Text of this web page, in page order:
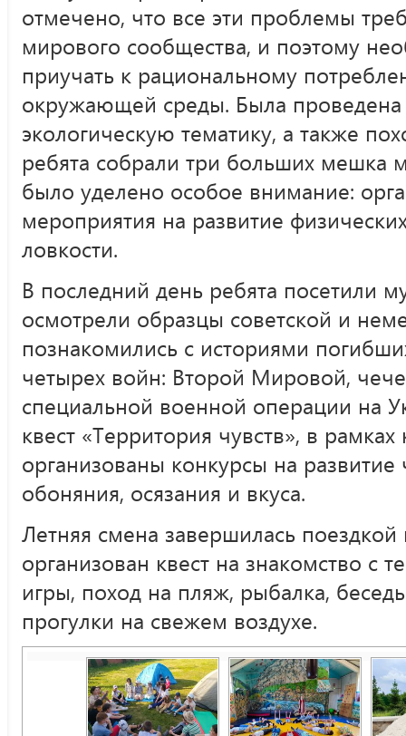
отмечено, что все эти проблемы
мирового сообщества, и поэтому
приучать к рациональному
окружающей среды. Была проведена
экологическую тематику, а также
ребята собрали три больших мешка
было уделено особое внимание:
мероприятия на развитие
ловкости.
В последний день ребята посетили
осмотрели образцы советской и
познакомились с историями
четырех войн: Второй Мировой,
специальной военной операции на
квест «Территория чувств», в
организованы конкурсы на развитие
обоняния, осязания и вкуса.
Летняя смена завершилась
организован квест на знакомство с
игры, поход на пляж, рыбалка,
прогулки на свежем воздухе.